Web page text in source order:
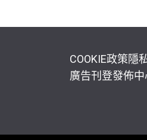
COOKIE政策隱
廣告刊登發佈中